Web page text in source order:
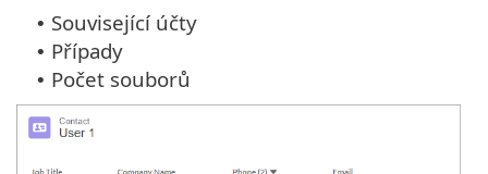
• Související účty
• Případy
• Počet souborů